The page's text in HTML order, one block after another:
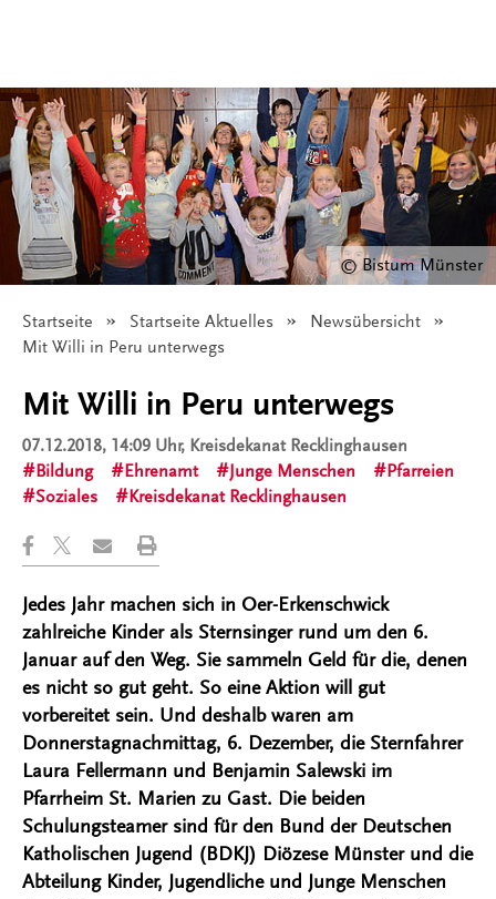
© Bistum Münster
Startseite Startseite Aktuelles
Newsübersicht
Angezeigt:
Mit Willi in Peru unterwegs
Mit Willi in Peru unterwegs
07.12.2018, 14:09 Uhr, Kreisdekanat Recklinghausen
Bildung
Ehrenamt Junge Menschen
Pfarreien
Soziales
Kreisdekanat Recklinghausen
Jedes Jahr machen sich in Oer-Erkenschwick
zahlreiche Kinder als Sternsinger rund um den 6.
Januar auf den Weg. Sie sammeln Geld für die, denen
es nicht so gut geht. So eine Aktion will gut
vorbereitet sein. Und deshalb waren am
Donnerstagnachmittag, 6. Dezember, die Sternfahrer
Laura Fellermann und Benjamin Salewski im
Pfarrheim St. Marien zu Gast. Die beiden
Schulungsteamer sind für den Bund der Deutschen
Katholischen Jugend (BDKJ) Diözese Münster und die
Abteilung Kinder, Jugendliche und Junge Menschen